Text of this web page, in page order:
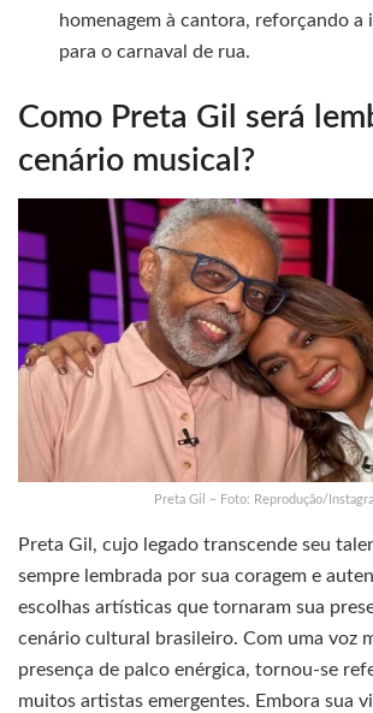
homenagem à cantora, reforçando a
para o carnaval de rua.
Como Preta Gil será
cenário musical?
Preta Gil – Foto: Reprodução/
Preta Gil, cujo legado transcende seu
sempre lembrada por sua coragem e
escolhas artísticas que tornaram sua
cenário cultural brasileiro. Com uma voz
presença de palco enérgica, tornou-se
muitos artistas emergentes. Embora sua